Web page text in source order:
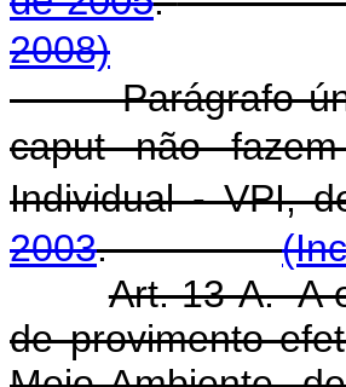
2008)
Parágrafo
caput não
Individual - VPI,
2003.
Art. 13-A. A
de provimento